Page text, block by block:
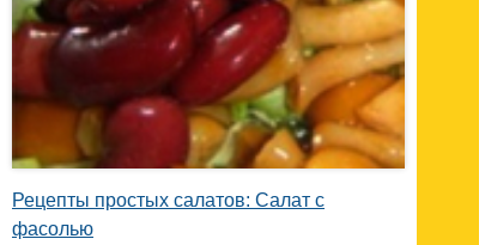
Рецепты простых салатов: Салат с
фасолью